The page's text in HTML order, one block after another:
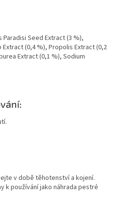
Seed Extract (3 %),
Extract (0,4 %), Propolis Extract (0,2
Extract (0,1 %), Sodium
v době těhotenství a kojení.
k používání jako náhrada pestré